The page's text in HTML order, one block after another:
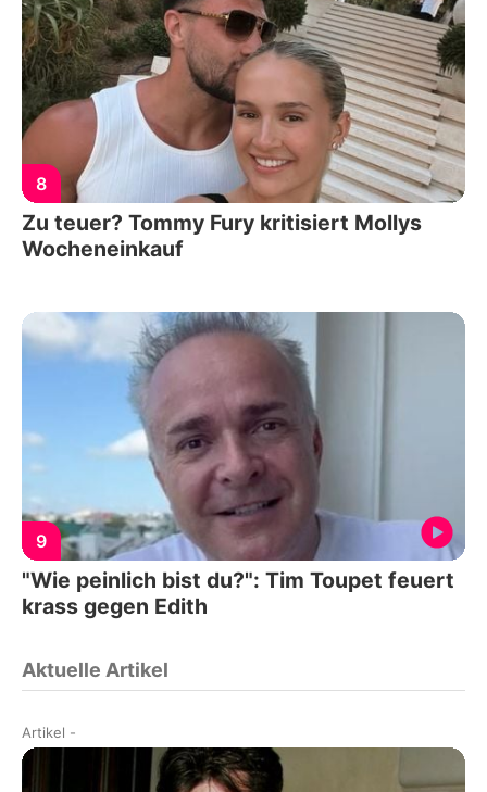
8
Zu teuer? Tommy Fury kritisiert Mollys
Wocheneinkauf
9
"Wie peinlich bist du?": Tim Toupet feuert
krass gegen Edith
Aktuelle Artikel
Artikel -